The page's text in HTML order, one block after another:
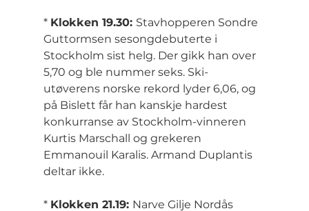
* Klokken 19.30: Stavhopperen Sondre
Guttormsen sesongdebuterte i
Stockholm sist helg. Der gikk han over
5,70 og ble nummer seks. Ski-
utøverens norske rekord lyder 6,06, og
på Bislett får han kanskje hardest
konkurranse av Stockholm-vinneren
Kurtis Marschall og grekeren
Emmanouil Karalis. Armand Duplantis
deltar ikke.
* Klokken 21.19: Narve Gilje Nordås